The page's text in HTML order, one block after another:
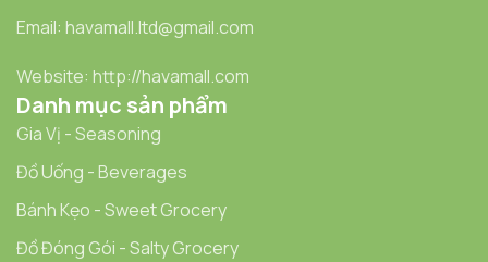
Email: havamall.ltd@gmail.com
Website: http://havamall.com
Danh mục sản phẩm
Gia Vị - Seasoning
Đồ Uống - Beverages
Bánh Kẹo - Sweet Grocery
Đồ Đóng Gói - Salty Grocery